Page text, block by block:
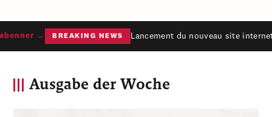
→ BREAKING NEWS Lancement du nouveau site internet
Ausgabe der Woche